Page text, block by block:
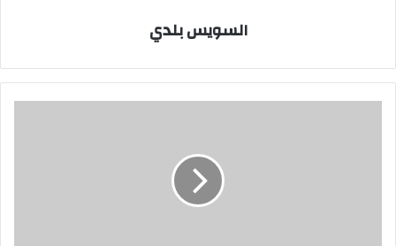
السويس بلدي